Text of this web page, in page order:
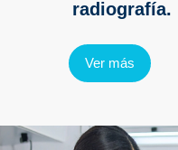
radiografía.
Ver más